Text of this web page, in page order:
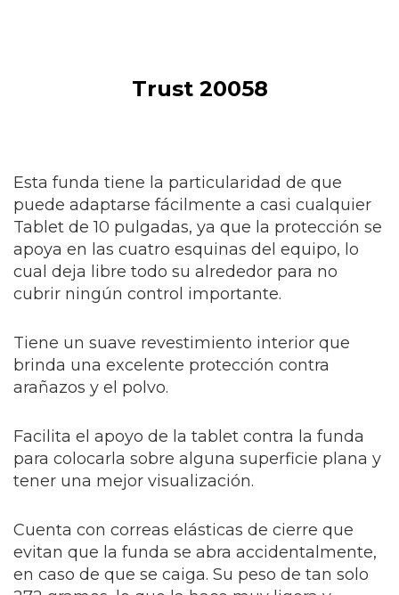
Trust 20058
Esta funda tiene la particularidad de que
puede adaptarse fácilmente a casi cualquier
Tablet de 10 pulgadas, ya que la protección se
apoya en las cuatro esquinas del equipo, lo
cual deja libre todo su alrededor para no
cubrir ningún control importante.
Tiene un suave revestimiento interior que
brinda una excelente protección contra
arañazos y el polvo.
Facilita el apoyo de la tablet contra la funda
para colocarla sobre alguna superficie plana y
tener una mejor visualización.
Cuenta con correas elásticas de cierre que
evitan que la funda se abra accidentalmente,
en caso de que se caiga. Su peso de tan solo